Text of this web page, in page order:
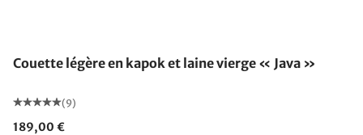
Couette légère en kapok et laine vierge « Java »
(9)
189,00 €